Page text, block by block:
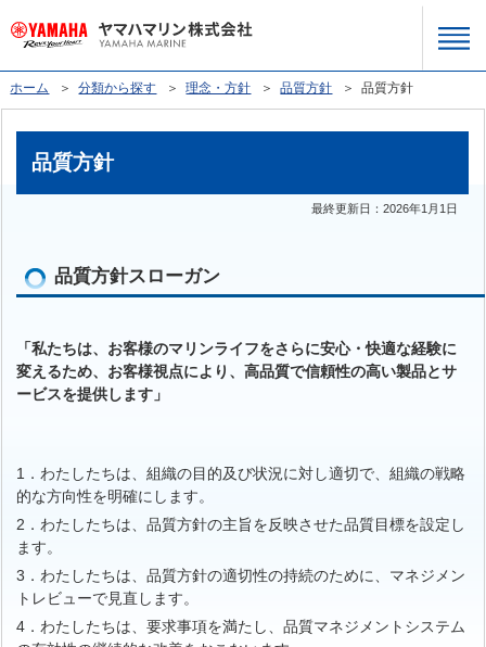
ホーム ＞分類から探す ＞理念・方針 ＞品質方針 ＞ 品質方針
品質方針
最終更新日：2026年1月1日
品質方針スローガン
「私たちは、お客様のマリンライフをさらに安心・快適な経験に
変えるため、お客様視点により、高品質で信頼性の高い製品とサ
ービスを提供します」
1．わたしたちは、組織の目的及び状況に対し適切で、組織の戦略
的な方向性を明確にします。
2．わたしたちは、品質方針の主旨を反映させた品質目標を設定し
ます。
3．わたしたちは、品質方針の適切性の持続のために、マネジメン
トレビューで見直します。
4．わたしたちは、要求事項を満たし、品質マネジメントシステム